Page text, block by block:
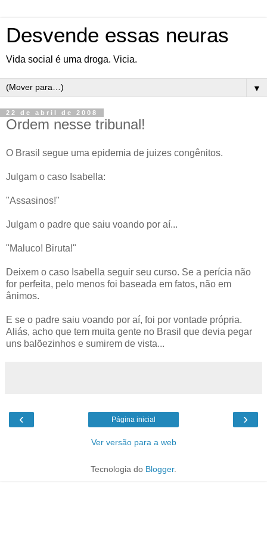
Desvende essas neuras
Vida social é uma droga. Vicia.
▼
22 de abril de 2008
Ordem nesse tribunal!
O Brasil segue uma epidemia de juizes congênitos.
Julgam o caso Isabella:
"Assasinos!"
Julgam o padre que saiu voando por aí...
"Maluco! Biruta!"
Deixem o caso Isabella seguir seu curso. Se a perícia não
for perfeita, pelo menos foi baseada em fatos, não em
ânimos.
E se o padre saiu voando por aí, foi por vontade própria.
Aliás, acho que tem muita gente no Brasil que devia pegar
uns balõezinhos e sumirem de vista...
‹ ›
Página inicial
Ver versão para a web
Tecnologia do Blogger.